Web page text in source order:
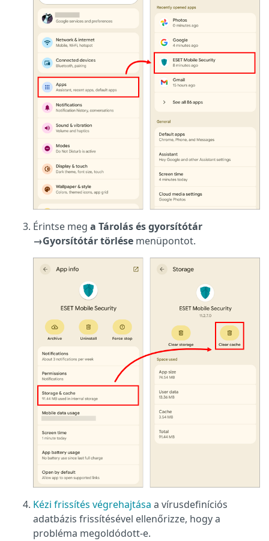
Érintse meg a Tárolás és gyorsítótár
→Gyorsítótár törlése menüpontot.
Kézi frissítés végrehajtása a vírusdefiníciós
adatbázis frissítésével ellenőrizze, hogy a
probléma megoldódott-e.